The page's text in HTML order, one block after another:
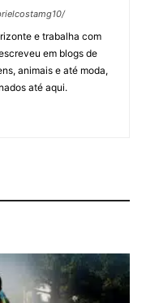
e trabalha com
em blogs de
animais e até moda,
até aqui.